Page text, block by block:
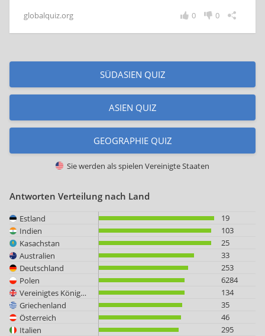
globalquiz.org 0
0
SÜDASIEN QUIZ
ASIEN QUIZ
GEOGRAPHIE QUIZ
Sie werden als spielen Vereinigte Staaten
Antworten Verteilung nach Land
Estland
19
Indien
103
Kasachstan
25
Australien
33
Deutschland
253
Polen
6284
Vereinigtes Königreich
134
Griechenland
35
Österreich
46
Italien
295